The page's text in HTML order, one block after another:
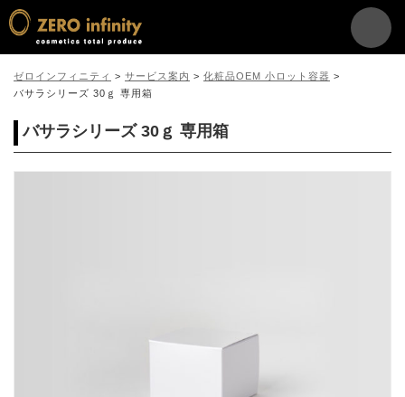
ゼロインフィニティ > サービス案内 > 化粧品OEM 小ロット容器 >
バサラシリーズ 30ｇ 専用箱
バサラシリーズ 30ｇ 専用箱